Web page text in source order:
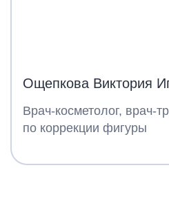
Ощепкова Виктория
Врач-косметолог, врач-
по коррекции фигуры